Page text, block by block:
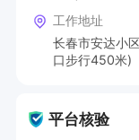
工作地址
长春市安达小
口步行450米)
平台核验